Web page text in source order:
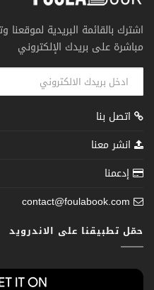
اشترك بالقائمة البريدية
مباشرة على بريدك الإلكتروني
اتصل بنا
انشر معنا
إدعمنا
contact@foulabook.com
حمّل تطبيقنا على الاندرويد